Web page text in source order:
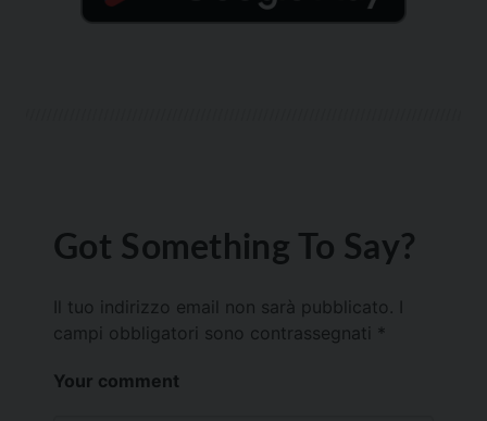
Got Something To Say?
Il tuo indirizzo email non sarà pubblicato.
campi obbligatori sono contrassegnati *
Your comment